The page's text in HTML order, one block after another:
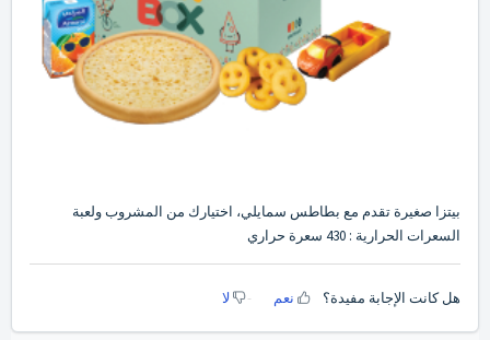
بيتزا صغيرة تقدم مع بطاطس سمايلي، اختيارك من المشروب ولعبة
السعرات الحرارية : 430 سعرة حراري
هل كانت الإجابة مفيدة؟ نعم لا